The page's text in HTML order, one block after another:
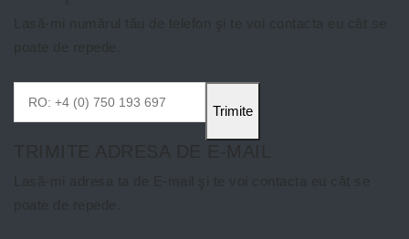
Trimite